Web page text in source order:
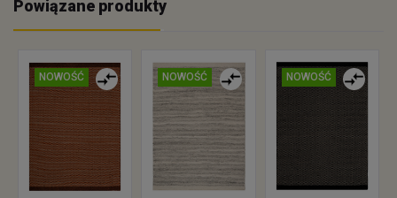
Powiązane produkty
NOWOŚĆ NOWOŚĆ NOWOŚĆ